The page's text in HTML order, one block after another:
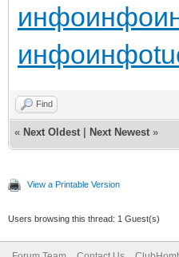
инфоинфо
инфоинфо
Find
« Next Oldest Next Newest »
View a Printable Version
Users browsing this thread: 1 Guest(s)